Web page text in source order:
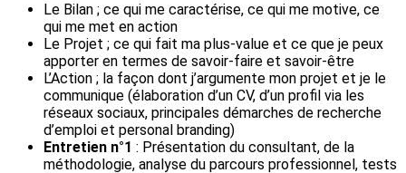
Le Bilan ; ce qui me caractérise, ce qui me motive, ce
qui me met en action
Le Projet ; ce qui fait ma plus-value et ce que je peux
apporter en termes de savoir-faire et savoir-être
L’Action ; la façon dont j’argumente mon projet et je le
communique (élaboration d’un CV, d’un profil via les
réseaux sociaux, principales démarches de recherche
d’emploi et personal branding)
Entretien n°1 : Présentation du consultant, de la
méthodologie, analyse du parcours professionnel, tests